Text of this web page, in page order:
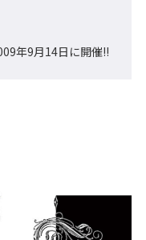
年9月14日に開催!!